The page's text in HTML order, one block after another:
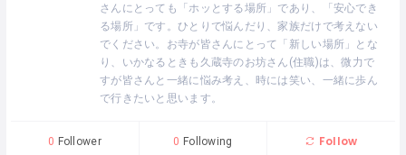
さんにとっても「ホッとする場所」であり、「安心でき
る場所」です。ひとりで悩んだり、家族だけで考えない
でください。お寺が皆さんにとって「新しい場所」とな
り、いかなるときも久蔵寺のお坊さん(住職)は、微力で
すが皆さんと一緒に悩み考え、時には笑い、一緒に歩ん
で行きたいと思います。
0 Follower 0 Following Follow